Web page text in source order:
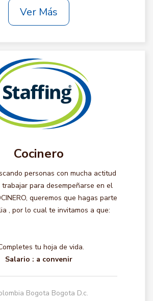
Ver Más
Cocinero
personas con mucha actitud
trabajar para desempeñarse en el
queremos que hagas parte
, por lo cual te invitamos a que:
tu hoja de vida.
Salario : a convenir
Bogota Bogota D.c.